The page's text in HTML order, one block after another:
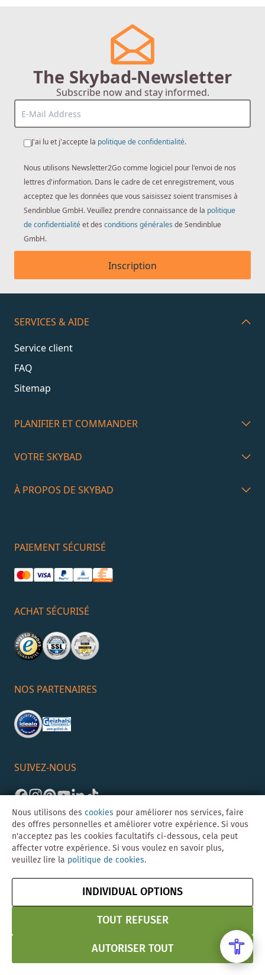
The Skybad-Newsletter
Subscribe now and stay informed.
J'ai lu et j'accepte la politique de confidentialité.
Nous utilisons Newsletter2Go comme logiciel pour l'envoi de nos
lettres d'information. Dans le cadre de cet enregistrement, vous
acceptez que les données que vous saisissez soient transmises à
Sendinblue GmbH. Veuillez prendre connaissance de la politique
de confidentialitéet des conditions générales de Sendinblue
GmbH.
Inscription
SERVICES & AIDE
Service client
FAQ
Sitemap
PLANIFIER ET COMMANDER
VOTRE SKYBAD
À PROPOS DE SKYBAD
PAIEMENT SÉCURISÉ
ACHAT SÉCURISÉ
NOS PARTENAIRES
SUIVEZ-NOUS
Magento-Agentur Y1 Digital AG
& Sécurité
Résilier le contrat
Nous utilisons des cookies pour améliorer nos services, faire
des offres personnelles et améliorer votre expérience. Si vous
n'acceptez pas les cookies facultatifs ci-dessous, cela peut
affecter votre expérience. Si vous voulez en savoir plus,
veuillez lire la politique de cookies.
INDIVIDUAL OPTIONS
TOUT REFUSER
AUTORISER TOUT